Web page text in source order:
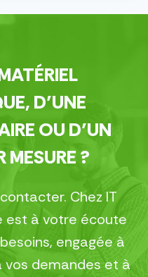
D’UNE
OU D’UN
MESURE ?
Chez IT
est à votre écoute
engagée à
demandes et à